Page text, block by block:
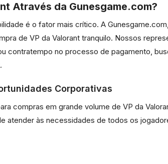
Através da Gunesgame.com?
é o fator mais crítico. A
de VP da Valorant tranquilo. Nossos
contratempo no processo de pagamento,
Corporativas
compras em grande volume de VP da
atender às necessidades de todos os